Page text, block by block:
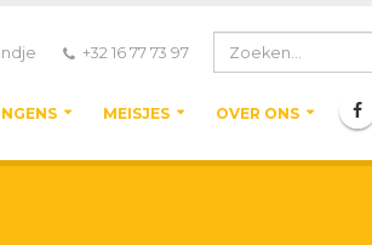
+32 16 77 73 97
MEISJES OVER ONS